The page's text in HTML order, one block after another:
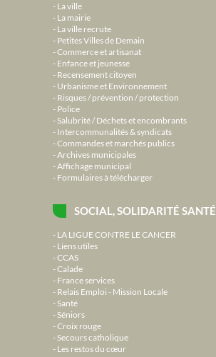
La ville
La mairie
La ville recrute
Petites Villes de Demain
Commerce et artisanat
Enfance et jeunesse
Recensement citoyen
Urbanisme et Environnement
Risques / prévention / protection
Police
Salubrité / Déchets et encombrants
Intercommunalités & syndicats
Commandes et marchés publics
Archives municipales
Affichage municipal
Formulaires à télécharger
SOCIAL, SOLIDARITÉ SANTÉ
LA LIGUE CONTRE LE CANCER
Liens utiles
CCAS
Calade
France services
Relais Emploi - Mission Locale
Santé
Séniors
Croix rouge
Secours catholique
Les restos du cœur